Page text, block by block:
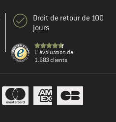
Droit de retour de 100
jours
L' évaluation de
1.683 clients